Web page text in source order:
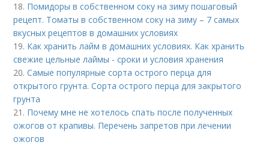
18. Помидоры в собственном соку на зиму пошаговый
рецепт. Томаты в собственном соку на зиму – 7 самых
вкусных рецептов в домашних условиях
19. Как хранить лайм в домашних условиях. Как хранить
свежие цельные лаймы - сроки и условия хранения
20.Самые популярные сорта острого перца для
открытого грунта. Сорта острого перца для закрытого
грунта
21. Почему мне не хотелось спать после полученных
ожогов от крапивы. Перечень запретов при лечении
ожогов